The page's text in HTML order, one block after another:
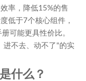
率，降低15%的售
低于7个核心组件，
可能更具性价比。
进不去、动不了"的实
什么？